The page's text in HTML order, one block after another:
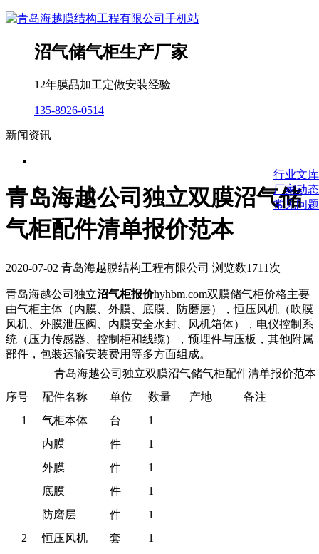
沼气储气柜生产厂家
12年膜品加工定做安装经验
135-8926-0514
新闻资讯
行业文库
厂家动态
常见问题
青岛海越公司独立双膜沼气储
气柜配件清单报价范本
2020-07-02 青岛海越膜结构工程有限公司 浏览数1711次
青岛海越公司独立沼气柜报价hyhbm.com双膜储气柜价格主要
由气柜主体（内膜、外膜、底膜、防磨层），恒压风机（吹膜
风机、外膜泄压阀、内膜安全水封、风机箱体），电仪控制系
统（压力传感器、控制柜和线缆），预埋件与压板，其他附属
部件，包装运输安装费用等多方面组成。
青岛海越公司独立双膜沼气储气柜配件清单报价范本
序号
配件名称 单位 数量 产地
备注
1
气柜本体 台
1
内膜
件
1
外膜
件
1
底膜
件
1
防磨层
件
1
2
恒压风机 套
1